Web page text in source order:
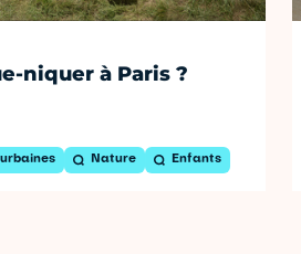
niquer à Paris ?
Nature Enfants